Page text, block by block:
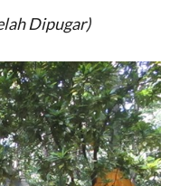
Dipugar)